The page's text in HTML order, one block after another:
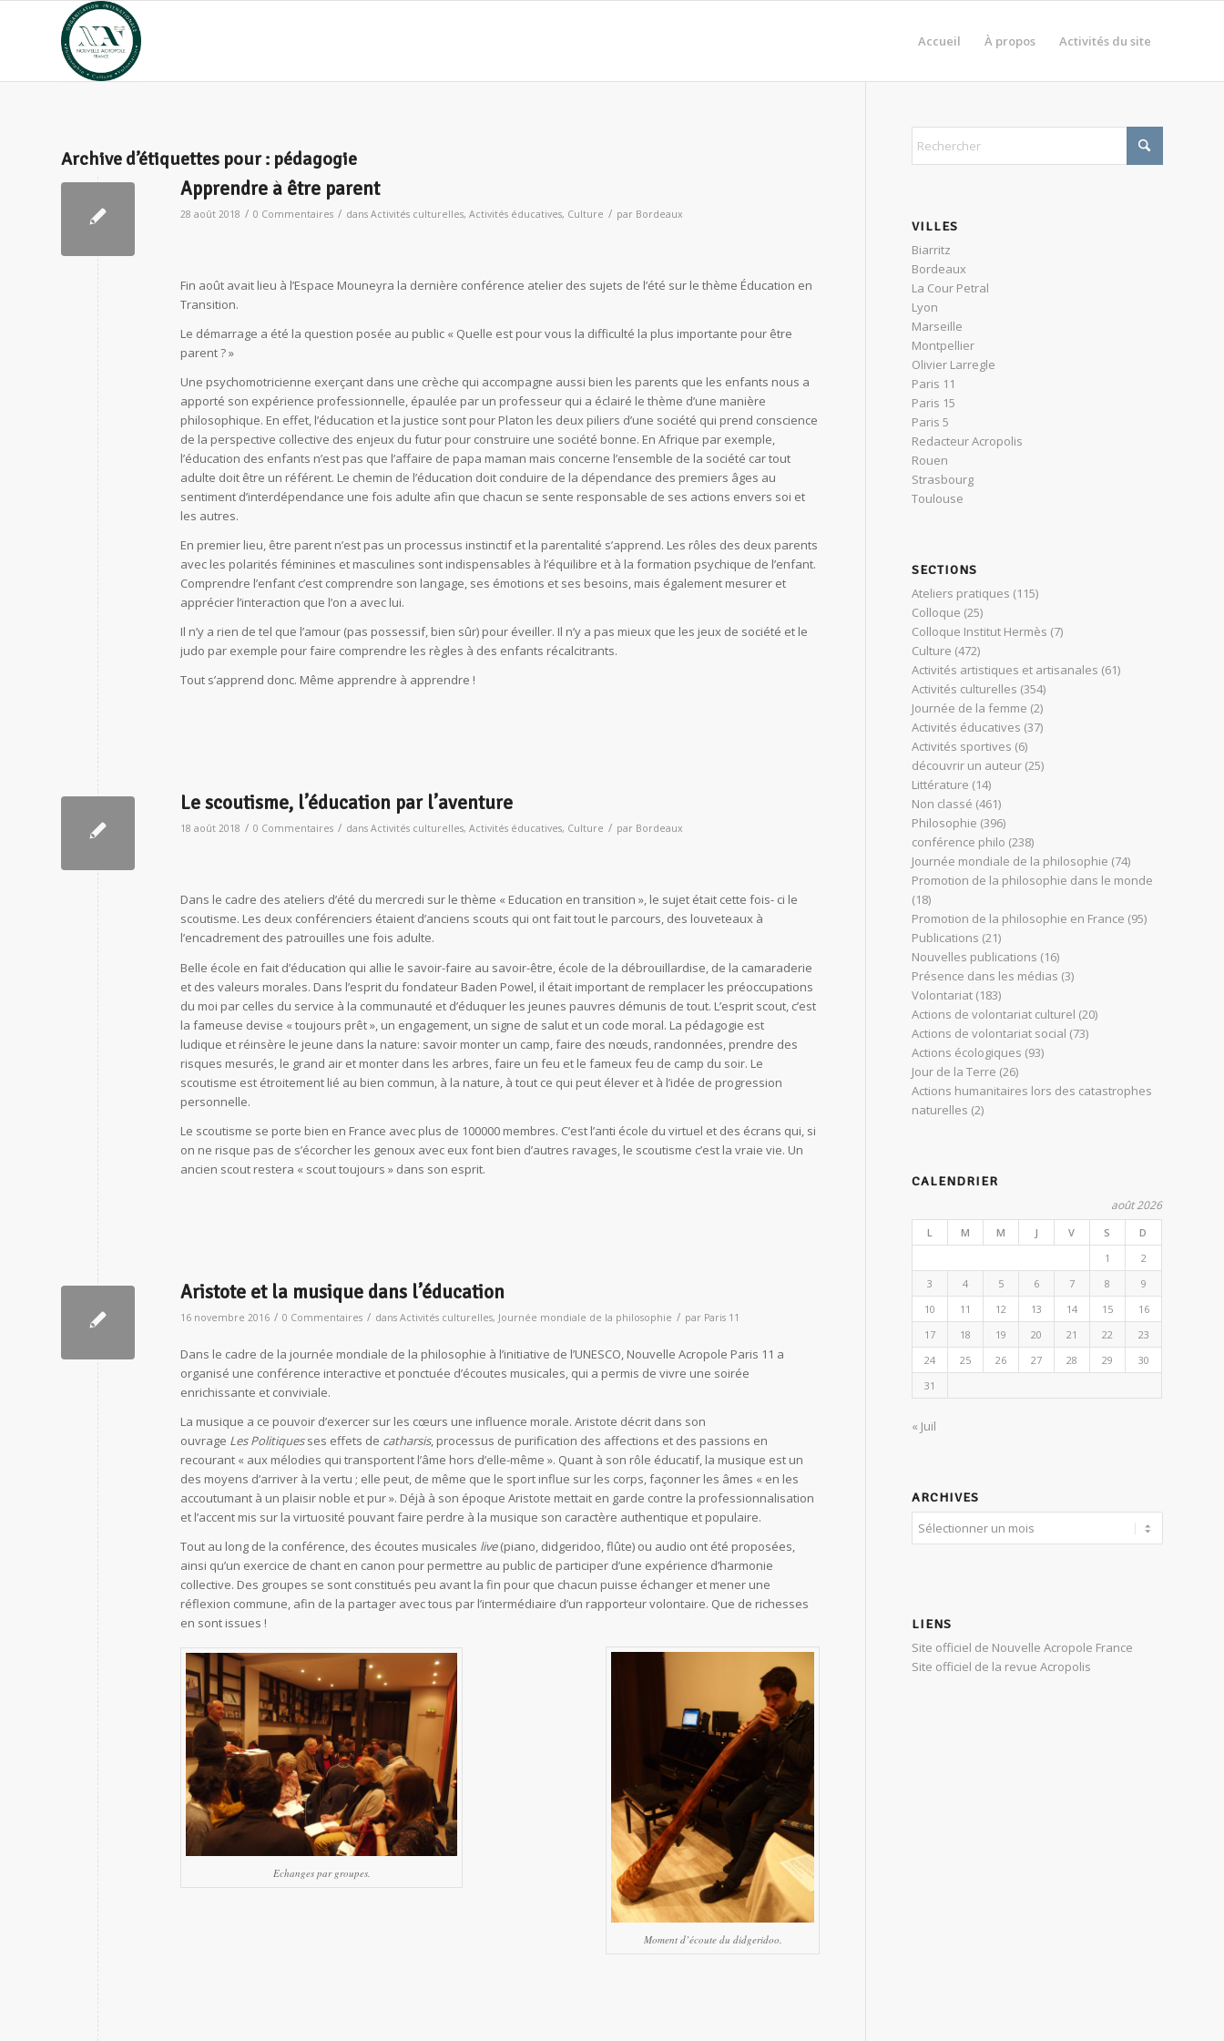
Accueil À propos Activités du site
Archive d’étiquettes pour : pédagogie
Apprendre à être parent
28 août 2018 / 0 Commentaires / dans Activités culturelles, Activités éducatives, Culture / par Bordeaux
Fin août avait lieu à l’Espace Mouneyra la dernière conférence atelier des sujets de l’été sur le thème Éducation en
Transition.
Le démarrage a été la question posée au public « Quelle est pour vous la difficulté la plus importante pour être
parent ? »
Une psychomotricienne exerçant dans une crèche qui accompagne aussi bien les parents que les enfants nous a
apporté son expérience professionnelle, épaulée par un professeur qui a éclairé le thème d’une manière
philosophique. En effet, l’éducation et la justice sont pour Platon les deux piliers d’une société qui prend conscience
de la perspective collective des enjeux du futur pour construire une société bonne. En Afrique par exemple,
l’éducation des enfants n’est pas que l’affaire de papa maman mais concerne l’ensemble de la société car tout
adulte doit être un référent. Le chemin de l’éducation doit conduire de la dépendance des premiers âges au
sentiment d’interdépendance une fois adulte afin que chacun se sente responsable de ses actions envers soi et
les autres.
En premier lieu, être parent n’est pas un processus instinctif et la parentalité s’apprend. Les rôles des deux parents
avec les polarités féminines et masculines sont indispensables à l’équilibre et à la formation psychique de l’enfant.
Comprendre l’enfant c’est comprendre son langage, ses émotions et ses besoins, mais également mesurer et
apprécier l’interaction que l’on a avec lui.
Il n’y a rien de tel que l’amour (pas possessif, bien sûr) pour éveiller. Il n’y a pas mieux que les jeux de société et le
judo par exemple pour faire comprendre les règles à des enfants récalcitrants.
Tout s’apprend donc. Même apprendre à apprendre !
Le scoutisme, l’éducation par l’aventure
18 août 2018 / 0 Commentaires / dans Activités culturelles, Activités éducatives, Culture / par Bordeaux
Dans le cadre des ateliers d’été du mercredi sur le thème « Education en transition », le sujet était cette fois- ci le
scoutisme. Les deux conférenciers étaient d’anciens scouts qui ont fait tout le parcours, des louveteaux à
l’encadrement des patrouilles une fois adulte.
Belle école en fait d’éducation qui allie le savoir-faire au savoir-être, école de la débrouillardise, de la camaraderie
et des valeurs morales. Dans l’esprit du fondateur Baden Powel, il était important de remplacer les préoccupations
du moi par celles du service à la communauté et d’éduquer les jeunes pauvres démunis de tout. L’esprit scout, c’est
la fameuse devise « toujours prêt », un engagement, un signe de salut et un code moral. La pédagogie est
ludique et réinsère le jeune dans la nature: savoir monter un camp, faire des nœuds, randonnées, prendre des
risques mesurés, le grand air et monter dans les arbres, faire un feu et le fameux feu de camp du soir. Le
scoutisme est étroitement lié au bien commun, à la nature, à tout ce qui peut élever et à l’idée de progression
personnelle.
Le scoutisme se porte bien en France avec plus de 100000 membres. C’est l’anti école du virtuel et des écrans qui, si
on ne risque pas de s’écorcher les genoux avec eux font bien d’autres ravages, le scoutisme c’est la vraie vie. Un
ancien scout restera « scout toujours » dans son esprit.
Aristote et la musique dans l’éducation
16 novembre 2016 / 0 Commentaires / dans Activités culturelles, Journée mondiale de la philosophie / par Paris 11
Dans le cadre de la journée mondiale de la philosophie à l’initiative de l’UNESCO, Nouvelle Acropole Paris 11 a
organisé une conférence interactive et ponctuée d’écoutes musicales, qui a permis de vivre une soirée
enrichissante et conviviale.
La musique a ce pouvoir d’exercer sur les cœurs une influence morale. Aristote décrit dans son
ouvrage Les Politiquesses effets de catharsis, processus de purification des affections et des passions en
recourant « aux mélodies qui transportent l’âme hors d’elle-même ». Quant à son rôle éducatif, la musique est un
des moyens d’arriver à la vertu ; elle peut, de même que le sport influe sur les corps, façonner les âmes « en les
accoutumant à un plaisir noble et pur ». Déjà à son époque Aristote mettait en garde contre la professionnalisation
et l’accent mis sur la virtuosité pouvant faire perdre à la musique son caractère authentique et populaire.
Tout au long de la conférence, des écoutes musicales live(piano, didgeridoo, flûte) ou audio ont été proposées,
ainsi qu’un exercice de chant en canon pour permettre au public de participer d’une expérience d’harmonie
collective. Des groupes se sont constitués peu avant la fin pour que chacun puisse échanger et mener une
réflexion commune, afin de la partager avec tous par l’intermédiaire d’un rapporteur volontaire. Que de richesses
en sont issues !
Echanges par groupes.
Moment d’écoute du didgeridoo.
VILLES
Biarritz
Bordeaux
La Cour Petral
Lyon
Marseille
Montpellier
Olivier Larregle
Paris 11
Paris 15
Paris 5
Redacteur Acropolis
Rouen
Strasbourg
Toulouse
SECTIONS
Ateliers pratiques (115)
Colloque (25)
Colloque Institut Hermès (7)
Culture (472)
Activités artistiques et artisanales (61)
Activités culturelles (354)
Journée de la femme (2)
Activités éducatives (37)
Activités sportives (6)
découvrir un auteur (25)
Littérature (14)
Non classé (461)
Philosophie (396)
conférence philo (238)
Journée mondiale de la philosophie (74)
Promotion de la philosophie dans le monde
(18)
Promotion de la philosophie en France (95)
Publications (21)
Nouvelles publications (16)
Présence dans les médias (3)
Volontariat (183)
Actions de volontariat culturel (20)
Actions de volontariat social (73)
Actions écologiques (93)
Jour de la Terre (26)
Actions humanitaires lors des catastrophes
naturelles (2)
CALENDRIER
août 2026
L M M J V S
D
1
2
3
4 5 6 7 8
9
10
11 12 13 14 15
16
17
18 19 20 21 22
23
24
25 26 27 28 29
30
31
« Juil
ARCHIVES
LIENS
Site officiel de Nouvelle Acropole France
Site officiel de la revue Acropolis